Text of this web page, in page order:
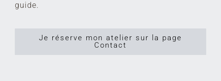
guide.
Je réserve mon atelier sur la page
Contact